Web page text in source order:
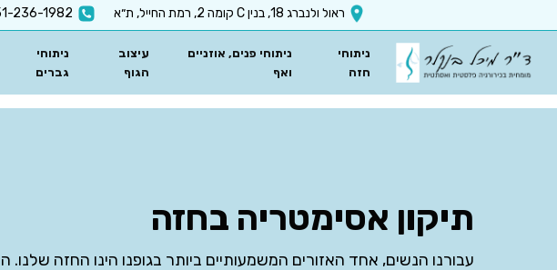
x-api-key":"6512a67ea5f63b3ec1a8b9e9
ראול ולנברג 18, בנין C קומה 2, רמת החייל, ת״א 236-1982
ניתוחי
חזה
ניתוחי פנים, אוזניים
ואף
עיצוב
הגוף
ניתוחי
גברים
תיקון אסימטריה בחזה
עבורנו הנשים, אחד האזורים המשמעותיים ביותר בגופנו הינו החזה שלנו.